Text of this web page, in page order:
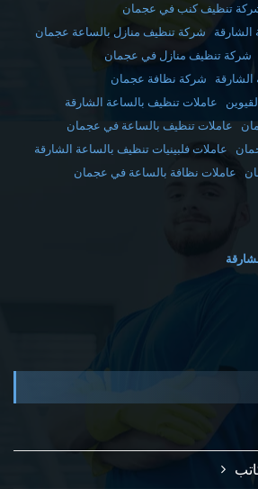
تنظيف كنب في عجمان
شركة تنظيف منازل بالساعة عجمان
شركة تنظيف منازل في عجمان
شركة نظافة عجمان
عاملات تنظيف بالساعة الشارقة
عاملات تنظيف بالساعة في عجمان
عاملات فلبينيات تنظيف بالساعة الشارقة
عاملات نظافة بالساعة في عجمان